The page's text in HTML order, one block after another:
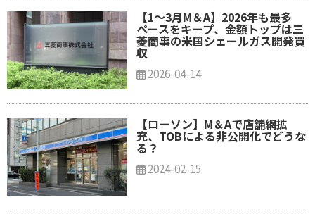
【1～3月M＆A】2026年も最多
ペースをキープ、金額トップは三
菱商事の米国シェールガス開発買
収
2026-04-14
【ローソン】M＆Aで店舗網拡
充、TOBによる非公開化でどうな
る？
2024-02-15